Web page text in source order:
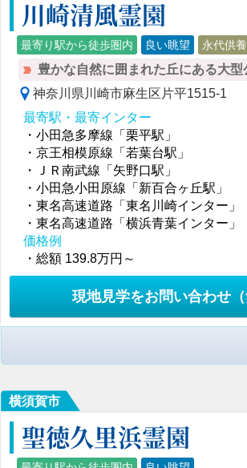
川崎清風霊園
最寄り駅から徒歩圏内 良い眺望 永代供
豊かな自然に囲まれた丘にある大型
神奈川県川崎市麻生区片平1515-1
最寄駅・最寄インター
・小田急多摩線「栗平駅」
・京王相模原線「若葉台駅」
・ＪＲ南武線「矢野口駅」
・小田急小田原線「新百合ヶ丘駅」
・東名高速道路「東名川崎インター」
・東名高速道路「横浜青葉インター」
価格例
・総額 139.8万円～
現地見学をお問い合わせ
横須賀市
聖徳久里浜霊園